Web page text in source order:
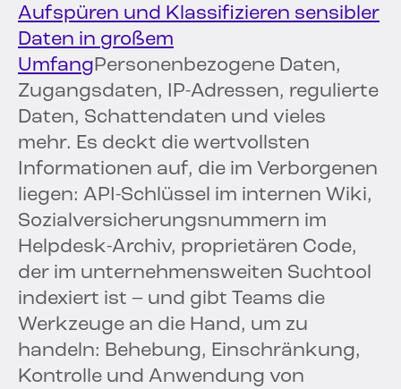
Aufspüren und Klassifizieren sensibler
Daten in großem
UmfangPersonenbezogene Daten,
Zugangsdaten, IP-Adressen, regulierte
Daten, Schattendaten und vieles
mehr. Es deckt die wertvollsten
Informationen auf, die im Verborgenen
liegen: API-Schlüssel im internen Wiki,
Sozialversicherungsnummern im
Helpdesk-Archiv, proprietären Code,
der im unternehmensweiten Suchtool
indexiert ist – und gibt Teams die
Werkzeuge an die Hand, um zu
handeln: Behebung, Einschränkung,
Kontrolle und Anwendung von